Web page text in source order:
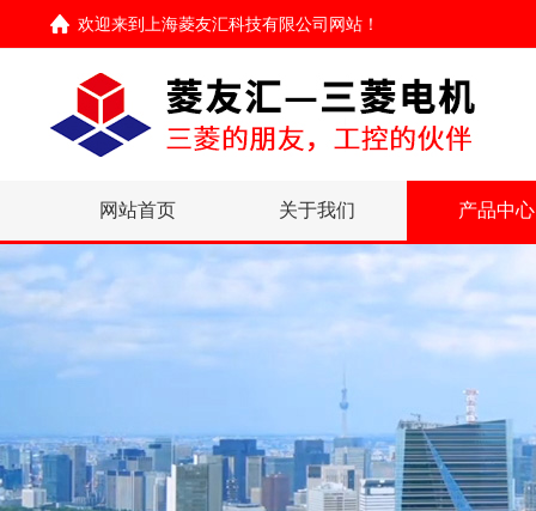
欢迎来到 上海菱友汇科技有限公司网站 ！
网站首页 关于我们 产品中心